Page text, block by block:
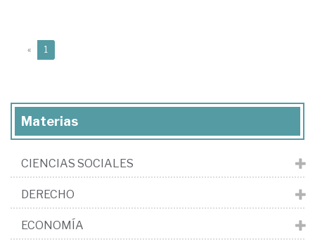
« 1
Materias
CIENCIAS SOCIALES
DERECHO
ECONOMÍA